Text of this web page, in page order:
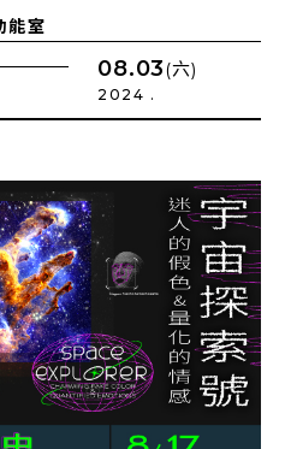
能室
08.03(六)
2024 .